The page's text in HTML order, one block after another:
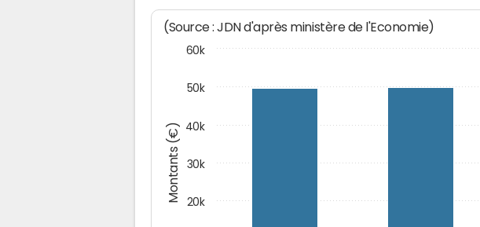
Montants (€)
(Source : JDN d'après ministère de l'Economie)
20k
30k
40k
50k
60k